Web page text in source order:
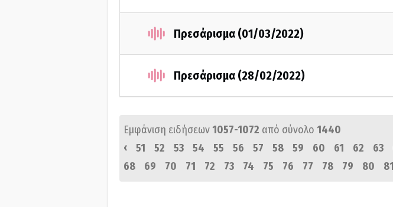
Πρεσάρισμα (01/03/2022)
Πρεσάρισμα (28/02/2022)
Εμφάνιση ειδήσεων1057-1072 από σύνολο 1440
‹
51 52 53 54 55 56 57 58 59 60 61 62 63
68
69 70 71 72 73 74 75 76 77 78 79 80 81